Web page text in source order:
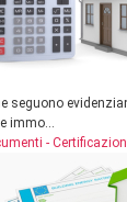
seguono
immo...
-